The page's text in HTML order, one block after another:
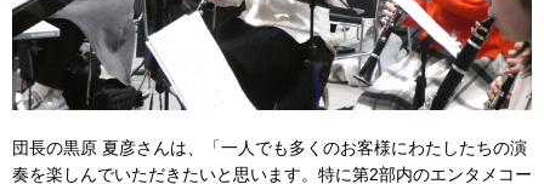
団長の黒原 夏彦さんは、「一人でも多くのお客様にわたしたちの演
奏を楽しんでいただきたいと思います。特に第2部内のエンタメコー